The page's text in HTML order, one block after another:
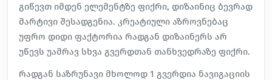
გიწევთ იმდენ ელემენტზე ფიქრი, დიზაინიც ბევრად
მარტივი შესადგენია. კრეატიული აზროვნებაც
უფრო დიდი ფაქტორია რადგან დიზაინერს არ
უწევს უამრავ სხვა გვერდთან თანხვედრაზე ფიქრი.
რადგან საზრუნავი მხოლოდ 1 გვერდია ნავიგაციის